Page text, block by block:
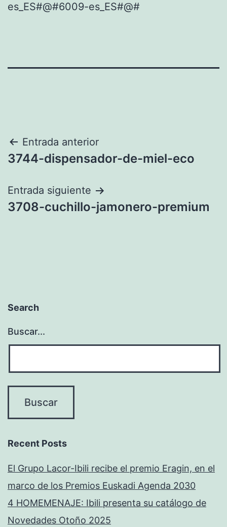
es_ES#@#6009-es_ES#@#
Navegación
de
entradas
Entrada anterior
3744-dispensador-de-miel-eco
Entrada siguiente
3708-cuchillo-jamonero-premium
Search
Buscar...
Recent Posts
El Grupo Lacor-Ibili recibe el premio Eragin, en el
marco de los Premios Euskadi Agenda 2030
4 HOMEMENAJE: Ibili presenta su catálogo de
Novedades Otoño 2025